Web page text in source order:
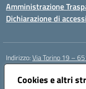
Cookies e altri
Amministrazione
Dichiarazione di
Indirizzo:Via Torino 19 –
Centralino:
Posta elettronica